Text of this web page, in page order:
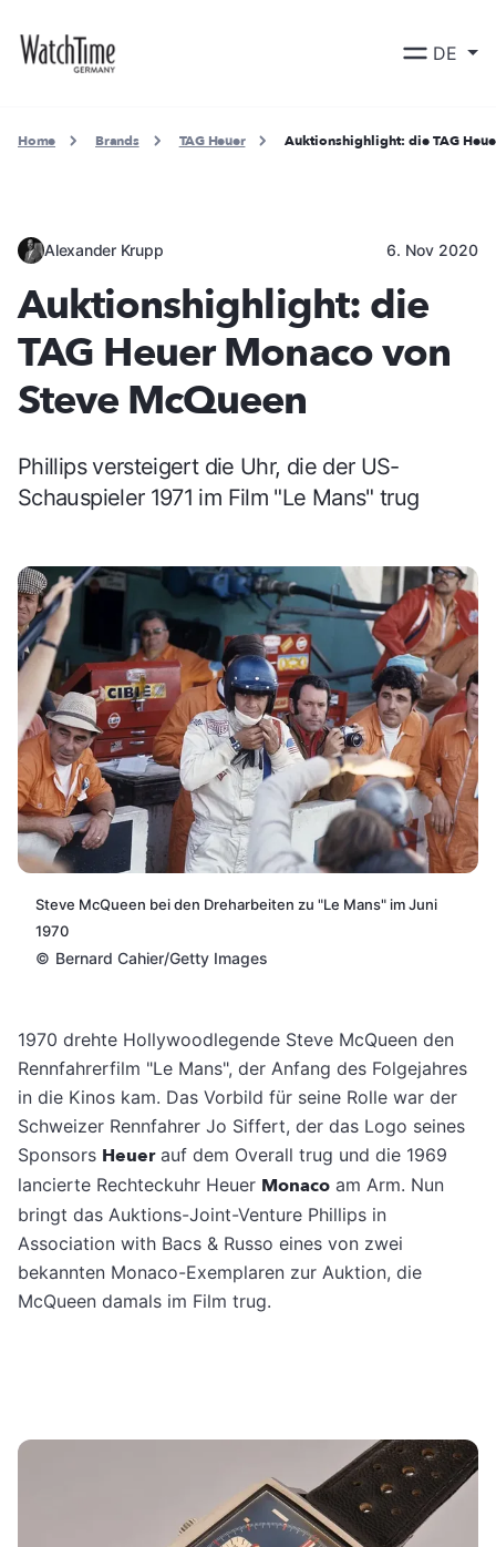
DE
Home Brands TAG Heuer Auktionshighlight: die TAG
Alexander Krupp 6. Nov 2020
Auktionshighlight: die
TAG Heuer Monaco von
Steve McQueen
Phillips versteigert die Uhr, die der US-
Schauspieler 1971 im Film "Le Mans" trug
Steve McQueen bei den Dreharbeiten zu "Le Mans" im Juni
1970
© Bernard Cahier/Getty Images
1970 drehte Hollywoodlegende Steve McQueen den
Rennfahrerfilm "Le Mans", der Anfang des Folgejahres
in die Kinos kam. Das Vorbild für seine Rolle war der
Schweizer Rennfahrer Jo Siffert, der das Logo seines
Sponsors Heuerauf dem Overall trug und die 1969
lancierte Rechteckuhr Heuer Monaco am Arm. Nun
bringt das Auktions-Joint-Venture Phillips in
Association with Bacs & Russo eines von zwei
bekannten Monaco-Exemplaren zur Auktion, die
McQueen damals im Film trug.